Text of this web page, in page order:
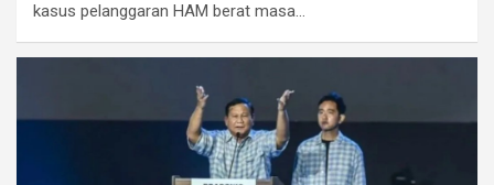
kasus pelanggaran HAM berat masa…